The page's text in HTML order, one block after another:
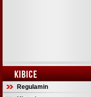
KIBICE
Regulamin